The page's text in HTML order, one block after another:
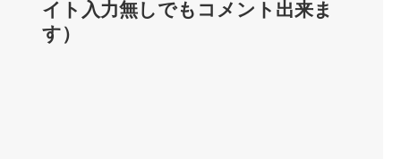
イト入力無しでもコメント出来ま
す）